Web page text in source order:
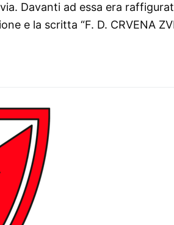
Davanti ad essa era
e la scritta “F. D. CRVENA